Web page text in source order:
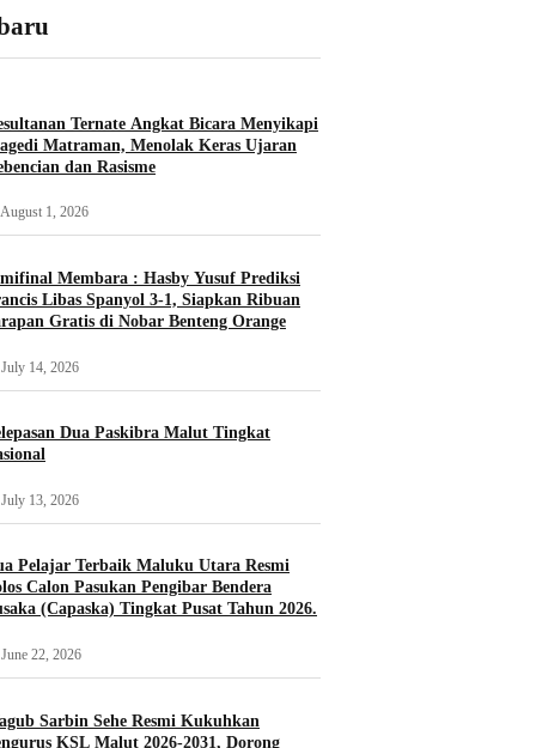
Ternate Angkat Bicara Menyikapi
Matraman, Menolak Keras Ujaran
dan Rasisme
August 1, 2026
Membara : Hasby Yusuf Prediksi
Libas Spanyol 3-1, Siapkan Ribuan
Gratis di Nobar Benteng Orange
July 14, 2026
Dua Paskibra Malut Tingkat
July 13, 2026
Pelajar Terbaik Maluku Utara Resmi
Calon Pasukan Pengibar Bendera
(Capaska) Tingkat Pusat Tahun 2026.
June 22, 2026
Sarbin Sehe Resmi Kukuhkan
KSL Malut 2026-2031, Dorong